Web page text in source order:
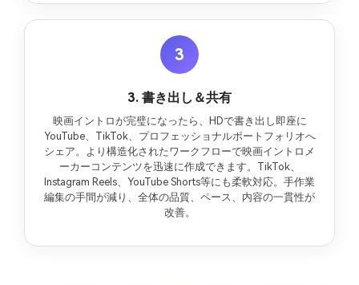
3
3. 書き出し＆共有
映画イントロが完璧になったら、HDで書き出し即座に
YouTube、TikTok、プロフェッショナルポートフォリオへ
シェア。より構造化されたワークフローで映画イントロメ
ーカーコンテンツを迅速に作成できます。TikTok、
Instagram Reels、YouTube Shorts等にも柔軟対応。手作業
編集の手間が減り、全体の品質、ペース、内容の一貫性が
改善。